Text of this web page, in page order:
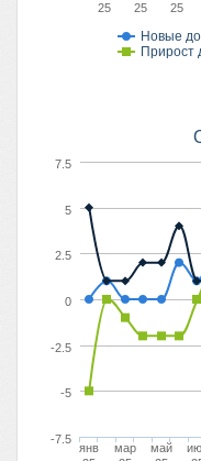
Новые
Прирост
25
25
25
янв
мар
май
-7.5
-5
-2.5
0
2.5
5
7.5